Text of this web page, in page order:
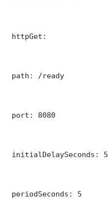
httpGet:
path: /ready
port: 8080
initialDelaySeconds: 5
periodSeconds: 5